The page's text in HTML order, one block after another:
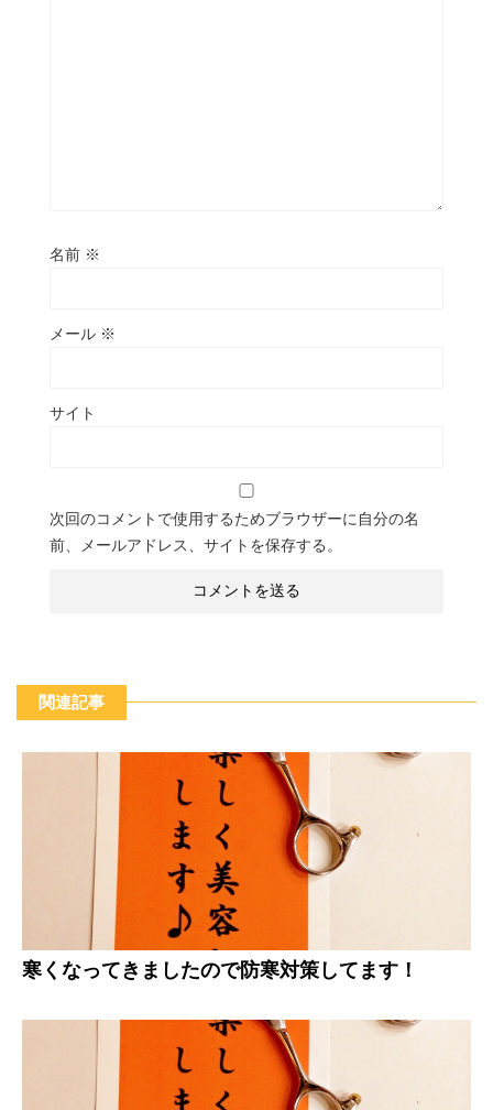
名前 ※
メール ※
サイト
次回のコメントで使用するためブラウザーに自分の名
前、メールアドレス、サイトを保存する。
関連記事
寒くなってきましたので防寒対策してます！